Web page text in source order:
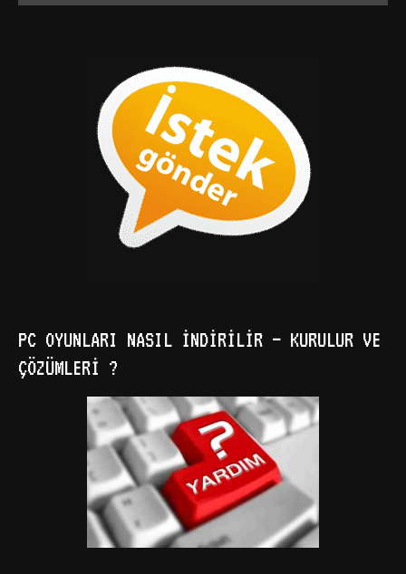
PC OYUNLARI NASIL İNDIRILIR – KURULUR VE
ÇÖZÜMLERI ?